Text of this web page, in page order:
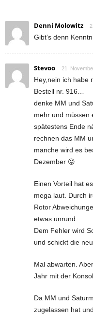
Denni Molowitz
Gibt’s denn
Stevoo 21.
Hey,nein ich habe
Bestell nr. 916…
denke MM und
mehr und müssen
spätestens Ende
rechnen das MM
manche wird es
Dezember 😛
Einen Vorteil hat
mega laut. Durch
Rotor
etwas unrund.
Dem Fehler wird
und schickt die
Mal abwarten.
Jahr mit der
Da MM und
zugelassen hat